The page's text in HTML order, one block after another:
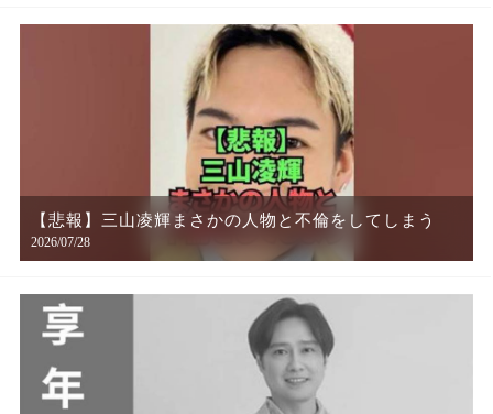
【悲報】三山凌輝まさかの人物と不倫をしてしまう
2026/07/28